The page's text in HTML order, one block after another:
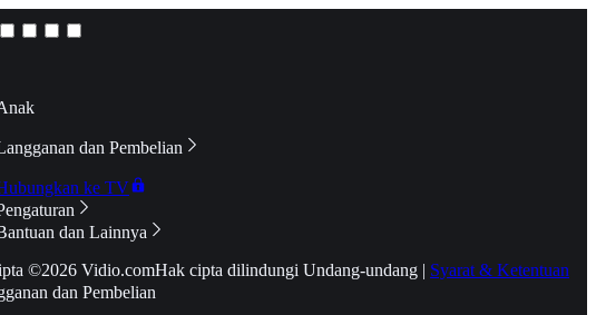
dan Pembelian
ke TV
dan Lainnya
©2026 Vidio.comHak cipta dilindungi Undang-undang | Syarat & Ketentuan
dan Pembelian